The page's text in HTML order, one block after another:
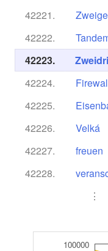
42221.
42222.
42223.
42224.
42225.
42226.
Velká
42227.
freuen
42228.
⋮
100000